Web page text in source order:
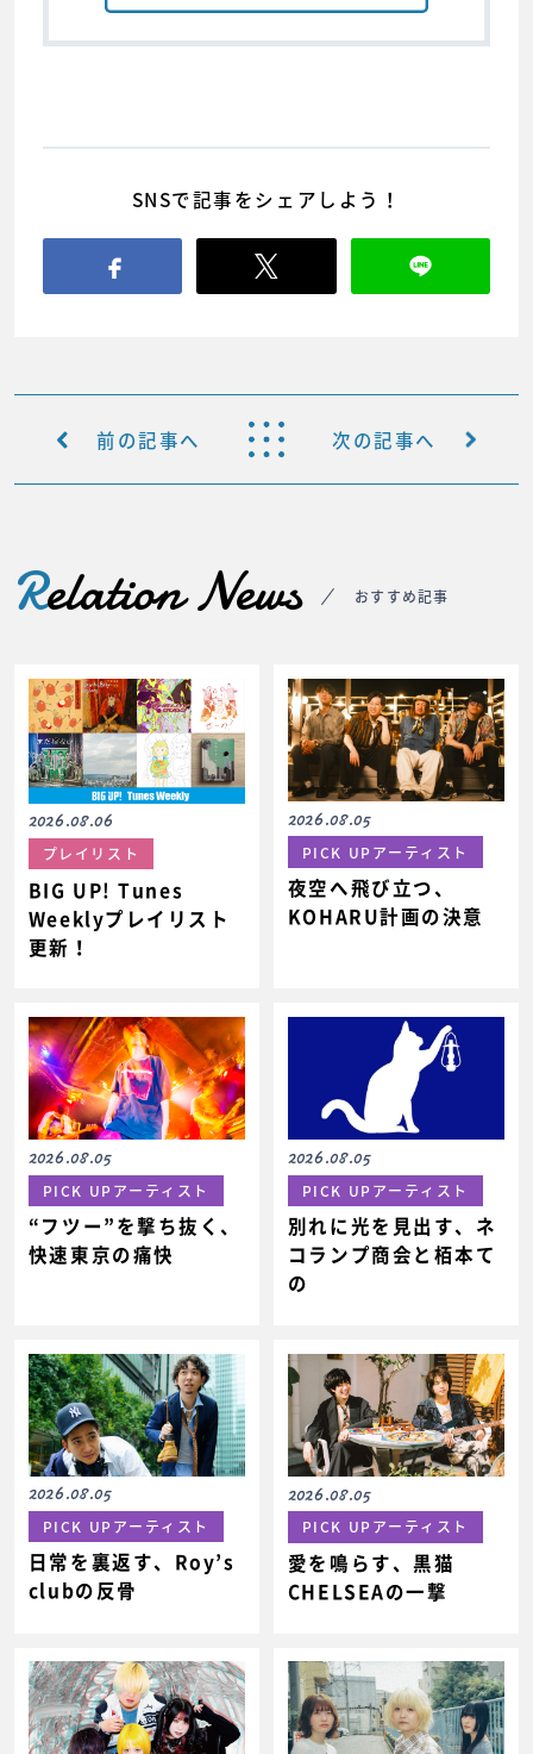
SNSで記事をシェアしよう！
前の記事へ 次の記事へ
Relation News おすすめ記事
2026.08.06
プレイリスト
BIG UP! Tunes
Weeklyプレイリスト
更新！
2026.08.05
PICK UPアーティスト
夜空へ飛び立つ、
KOHARU計画の決意
2026.08.05
PICK UPアーティスト
“フツー”を撃ち抜く、
快速東京の痛快
2026.08.05
PICK UPアーティスト
別れに光を見出す、ネ
コランプ商会と栢本て
の
2026.08.05
PICK UPアーティスト
日常を裏返す、Roy’s
clubの反骨
2026.08.05
PICK UPアーティスト
愛を鳴らす、黒猫
CHELSEAの一撃